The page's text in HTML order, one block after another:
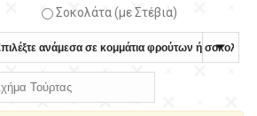
Σοκολάτα (με Στέβια)